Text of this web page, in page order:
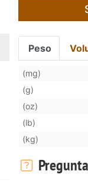
Peso
(mg)
(g)
(oz)
(lb)
(kg)